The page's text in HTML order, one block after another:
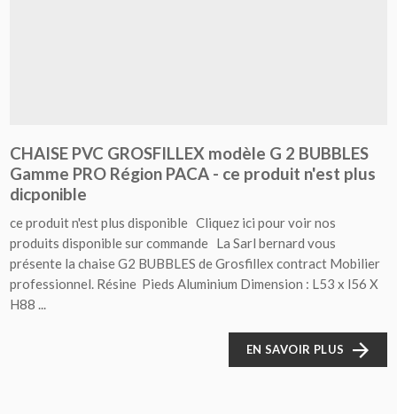
CHAISE PVC GROSFILLEX modèle G 2 BUBBLES
Gamme PRO Région PACA - ce produit n'est plus
dicponible
ce produit n'est plus disponible Cliquez ici pour voir nos
produits disponible sur commande La Sarl bernard vous
présente la chaise G2 BUBBLES de Grosfillex contract Mobilier
professionnel. Résine Pieds Aluminium Dimension : L53 x l56 X
H88 ...
EN SAVOIR PLUS